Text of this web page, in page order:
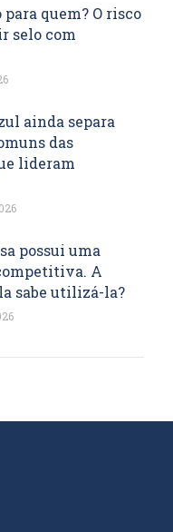
quem? O risco
selo com
ainda separa
das
lideram
possui uma
A
sabe utilizá-la?